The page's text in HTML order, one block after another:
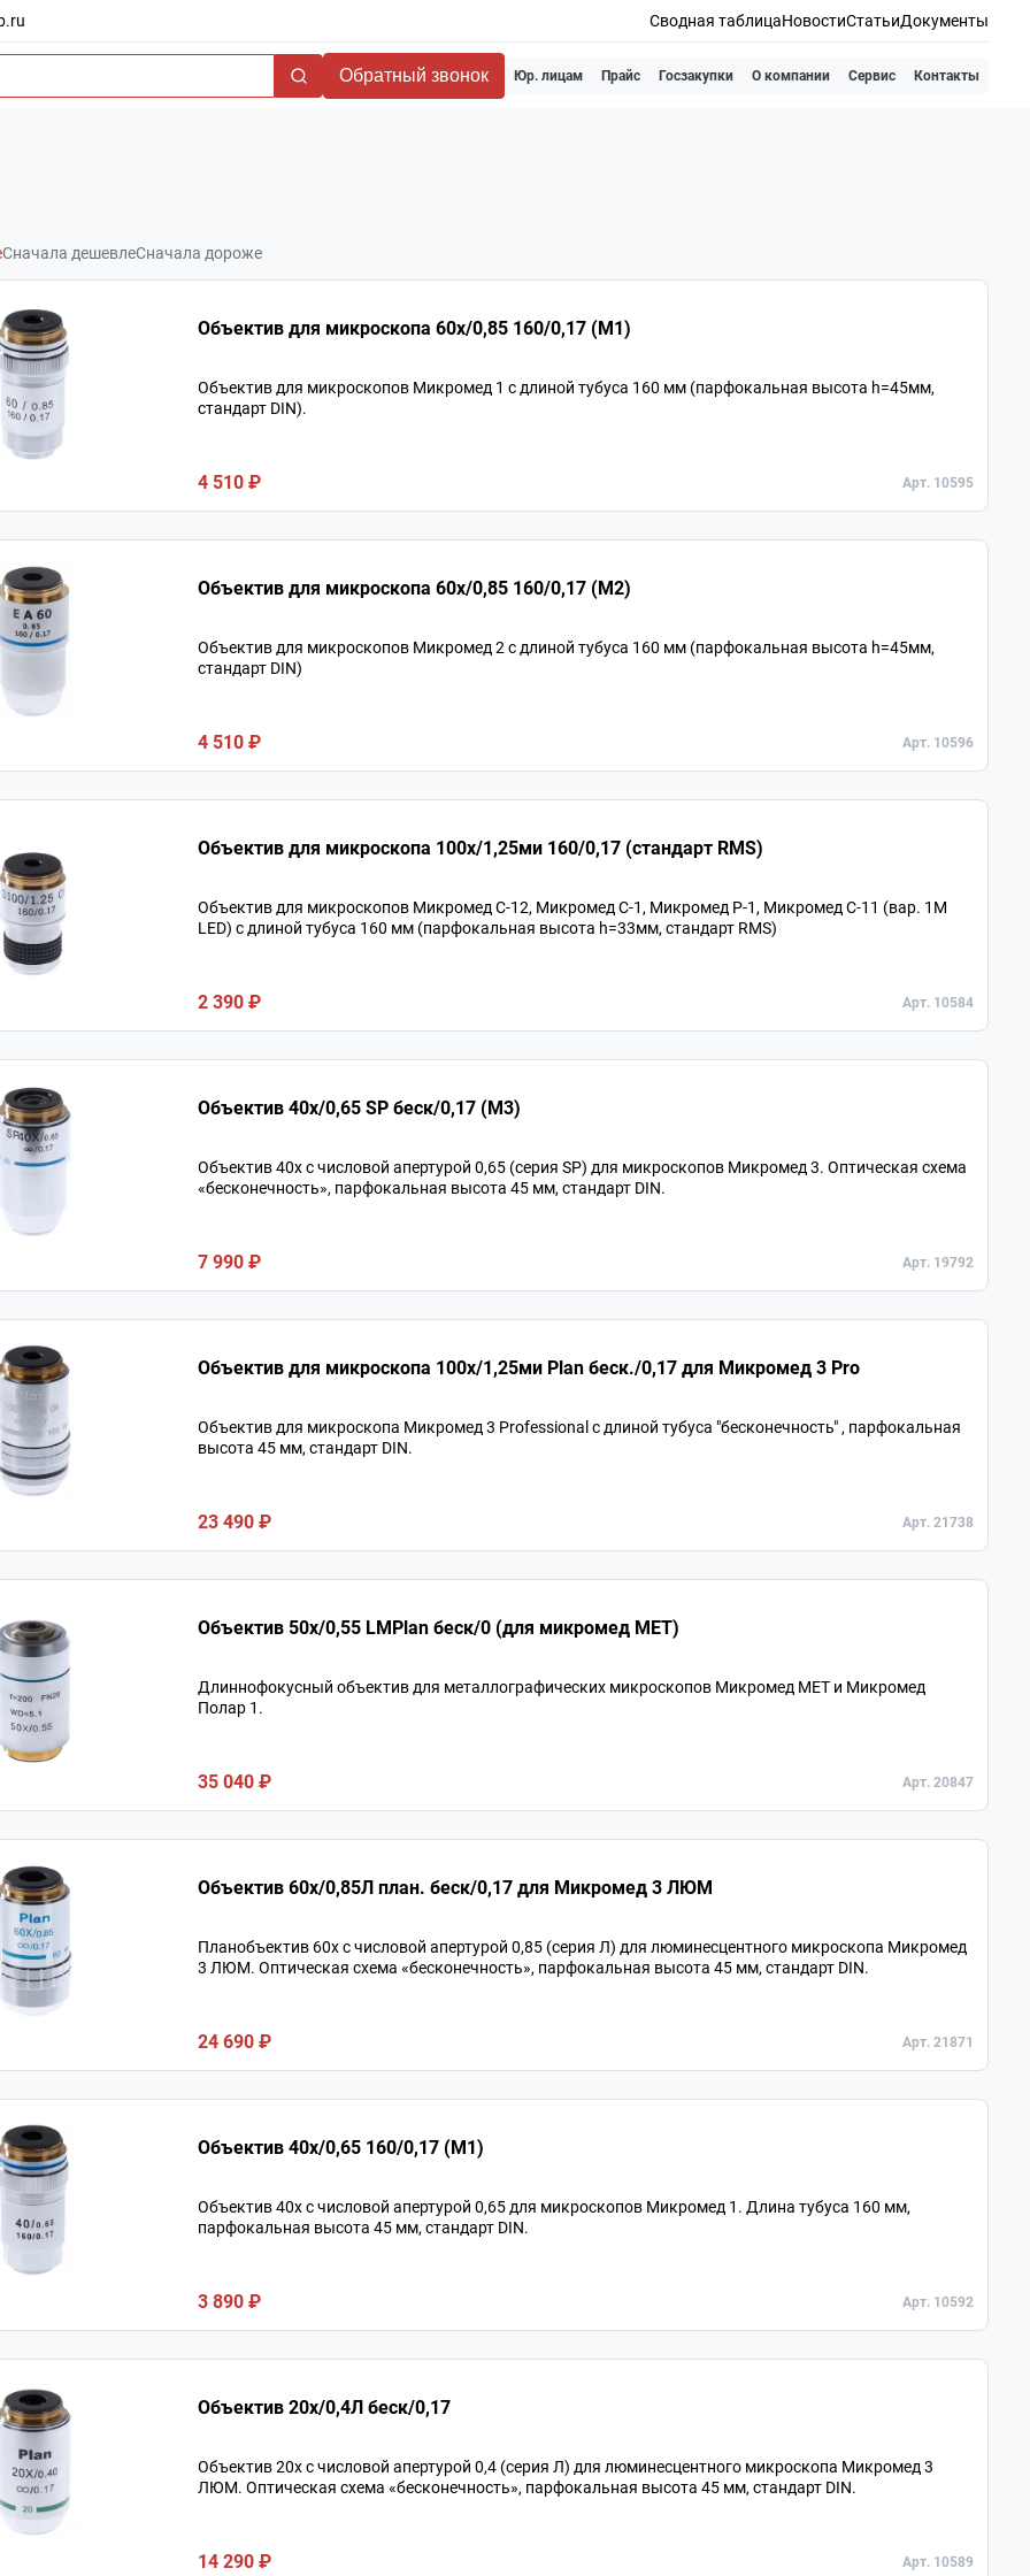
Сводная таблицаНовостиСтатьиДокументы
Обратный звонок Юр. лицам Прайс Госзакупки О компании Сервис Контакты
Сначала дешевлеСначала дороже
Объектив для микроскопа 60х/0,85 160/0,17 (М1)
Объектив для микроскопов Микромед 1 с длиной тубуса 160 мм (парфокальная высота h=45мм,
стандарт DIN).
4 510 ₽ Арт. 10595
Объектив для микроскопа 60х/0,85 160/0,17 (М2)
Объектив для микроскопов Микромед 2 с длиной тубуса 160 мм (парфокальная высота h=45мм,
стандарт DIN)
4 510 ₽ Арт. 10596
Объектив для микроскопа 100х/1,25ми 160/0,17 (стандарт RMS)
Объектив для микроскопов Микромед С-12, Микромед С-1, Микромед Р-1, Микромед С-11 (вар. 1М
LED) с длиной тубуса 160 мм (парфокальная высота h=33мм, стандарт RMS)
2 390 ₽ Арт. 10584
Объектив 40х/0,65 SP беск/0,17 (М3)
Объектив 40х с числовой апертурой 0,65 (серия SP) для микроскопов Микромед 3. Оптическая схема
«бесконечность», парфокальная высота 45 мм, стандарт DIN.
7 990 ₽ Арт. 19792
Объектив для микроскопа 100х/1,25ми Plan беск./0,17 для Микромед 3 Pro
Объектив для микроскопа Микромед 3 Professional с длиной тубуса "бесконечность" , парфокальная
высота 45 мм, стандарт DIN.
23 490 ₽ Арт. 21738
Объектив 50х/0,55 LMPlan беск/0 (для микромед МЕТ)
Длиннофокусный объектив для металлографических микроскопов Микромед МЕТ и Микромед
Полар 1.
35 040 ₽ Арт. 20847
Объектив 60х/0,85Л план. беск/0,17 для Микромед 3 ЛЮМ
Планобъектив 60х с числовой апертурой 0,85 (серия Л) для люминесцентного микроскопа Микромед
3 ЛЮМ. Оптическая схема «бесконечность», парфокальная высота 45 мм, стандарт DIN.
24 690 ₽ Арт. 21871
Объектив 40х/0,65 160/0,17 (М1)
Объектив 40х с числовой апертурой 0,65 для микроскопов Микромед 1. Длина тубуса 160 мм,
парфокальная высота 45 мм, стандарт DIN.
3 890 ₽ Арт. 10592
Объектив 20х/0,4Л беск/0,17
Объектив 20х с числовой апертурой 0,4 (серия Л) для люминесцентного микроскопа Микромед 3
ЛЮМ. Оптическая схема «бесконечность», парфокальная высота 45 мм, стандарт DIN.
14 290 ₽ Арт. 10589